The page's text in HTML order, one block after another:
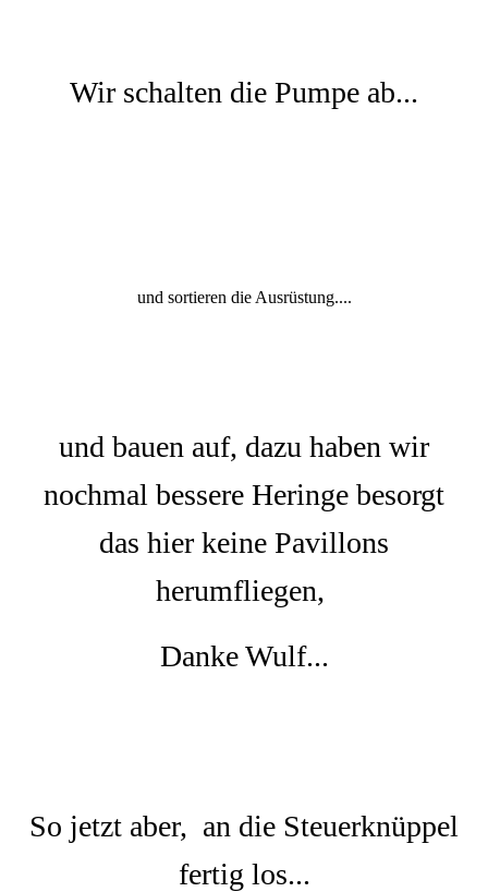
Wir schalten die Pumpe ab...
und sortieren die Ausrüstung....
und bauen auf, dazu haben wir
nochmal bessere Heringe besorgt
das hier keine Pavillons
herumfliegen,
Danke Wulf...
So jetzt aber, an die Steuerknüppel
fertig los...